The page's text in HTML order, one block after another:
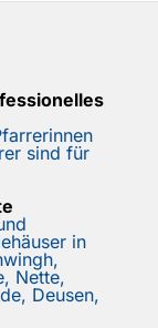
sind für
in
Nette,
Deusen,